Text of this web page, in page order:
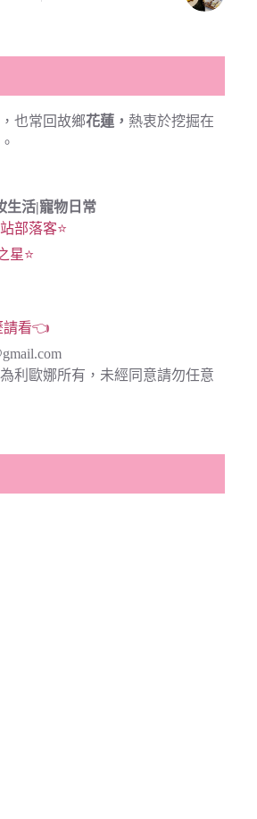
，也常回故鄉花蓮， 熱衷於挖掘在
生活|寵物日常
部落客⭐
星⭐
請看👈
利歐娜所有，未經同意請勿任意